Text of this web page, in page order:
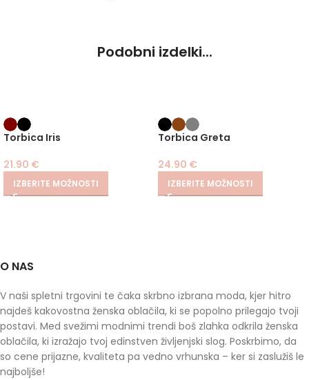
Podobni izdelki...
Torbica Iris
21.90 €
IZBERITE MOŽNOSTI
Torbica Greta
24.90 €
IZBERITE MOŽNOSTI
O NAS
V naši spletni trgovini te čaka skrbno izbrana moda, kjer hitro
najdeš kakovostna ženska oblačila, ki se popolno prilegajo tvoji
postavi. Med svežimi modnimi trendi boš zlahka odkrila ženska
oblačila, ki izražajo tvoj edinstven življenjski slog. Poskrbimo, da
so cene prijazne, kvaliteta pa vedno vrhunska – ker si zaslužiš le
najboljše!